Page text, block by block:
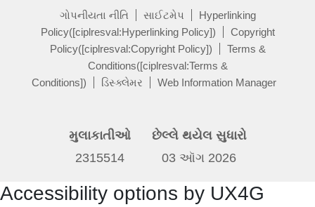
ગોપનીયતા નીતિ સાઈટમેપ
Hyperlinking
Policy([ciplresval:Hyperlinking Policy])
Copyright
Policy([ciplresval:Copyright Policy])
Terms &
Conditions([ciplresval:Terms &
Conditions])
ડિસ્ક્લેમર Web Information Manager
મુલાકાતીઓ
2315514
છેલ્લે થયેલ સુધારો
03 ઑગ 2026
Accessibility options by UX4G